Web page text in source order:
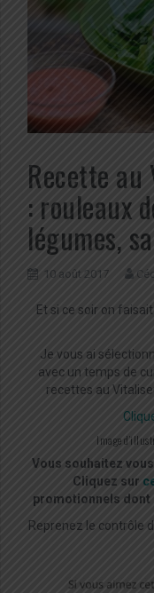
Recette
: rouleaux
légumes,
10 août 2017
Et si ce soir on
Je vous ai
avec un temps de
recettes au
Image
Vous souhaitez
Cliquez sur
promotionnels dont
Reprenez le contrôle